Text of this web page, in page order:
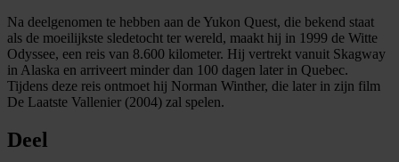
Na deelgenomen te hebben aan de Yukon Quest, die bekend staat
als de moeilijkste sledetocht ter wereld, maakt hij in 1999 de Witte
Odyssee, een reis van 8.600 kilometer. Hij vertrekt vanuit Skagway
in Alaska en arriveert minder dan 100 dagen later in Quebec.
Tijdens deze reis ontmoet hij Norman Winther, die later in zijn film
De Laatste Vallenier (2004) zal spelen.
Deel